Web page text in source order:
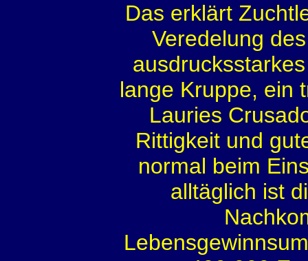
Das erklärt
Veredelung
lange Kruppe, ein
Lauries
Rittigkeit und
normal beim
alltäglich ist